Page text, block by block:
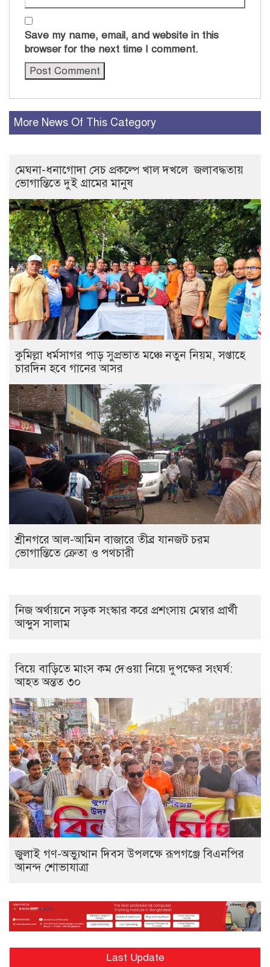
Save my name, email, and website in this
browser for the next time I comment.
More News Of This Category
মেঘনা-ধনাগোদা সেচ প্রকল্পে খাল দখলে জলাবদ্ধতায়
ভোগান্তিতে দুই গ্রামের মানুষ
কুমিল্লা ধর্মসাগর পাড় সুপ্রভাত মঞ্চে নতুন নিয়ম, সপ্তাহে
চারদিন হবে গানের আসর
শ্রীনগরে আল-আমিন বাজারে তীব্র যানজট চরম
ভোগান্তিতে ক্রেতা ও পথচারী
নিজ অর্থায়নে সড়ক সংস্কার করে প্রশংসায় মেম্বার প্রার্থী
আব্দুস সালাম
বিয়ে বাড়িতে মাংস কম দেওয়া নিয়ে দুপক্ষের সংঘর্ষ:
আহত অন্তত ৩০ ​
জুলাই গণ-অভ্যুত্থান দিবস উপলক্ষে রূপগঞ্জে বিএনপির
আনন্দ শোভাযাত্রা
Last Update